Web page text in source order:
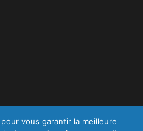
vous garantir la meilleure